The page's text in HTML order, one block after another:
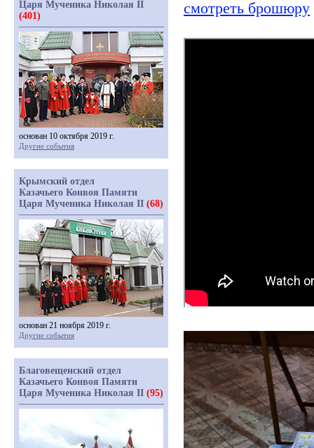
смотреть брошюру
Царя Мученика Николая II
(401)
основан 10 октября 2019 г.
Другие события
Крымский отдел
Казачьего Конвоя Памяти
Царя Мученика Николая II (68)
основан 21 ноября 2019 г.
Другие события
Благовещенский отдел
Казачьего Конвоя Памяти
Царя Мученика Николая II (95)